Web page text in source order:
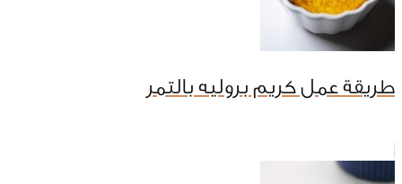
طريقة عمل كريم بروليه بالتمر